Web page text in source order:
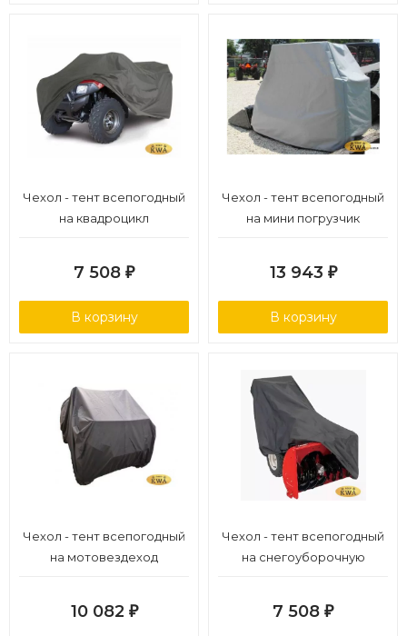
Чехол - тент всепогодный
на квадроцикл
7 508 ₽
В корзину
Чехол - тент всепогодный
на мини погрузчик
13 943 ₽
В корзину
Чехол - тент всепогодный
на мотовездеход
10 082 ₽
Чехол - тент всепогодный
на снегоуборочную
7 508 ₽